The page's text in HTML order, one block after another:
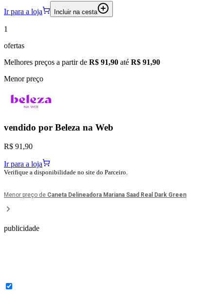
Ir para a loja Incluir na cesta
1
ofertas
Melhores preços a partir de R$ 91,90 até R$ 91,90
Menor preço
vendido por Beleza na Web
R$ 91,90
Ir para a loja
Verifique a disponibilidade no site do Parceiro.
Menor preço de Caneta Delineadora Mariana Saad Real Dark Green
publicidade